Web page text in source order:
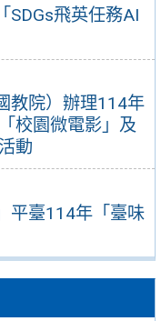
SDGs飛英任務AI
教院）辦理114年
校園微電影」及
動
平臺114年「臺味